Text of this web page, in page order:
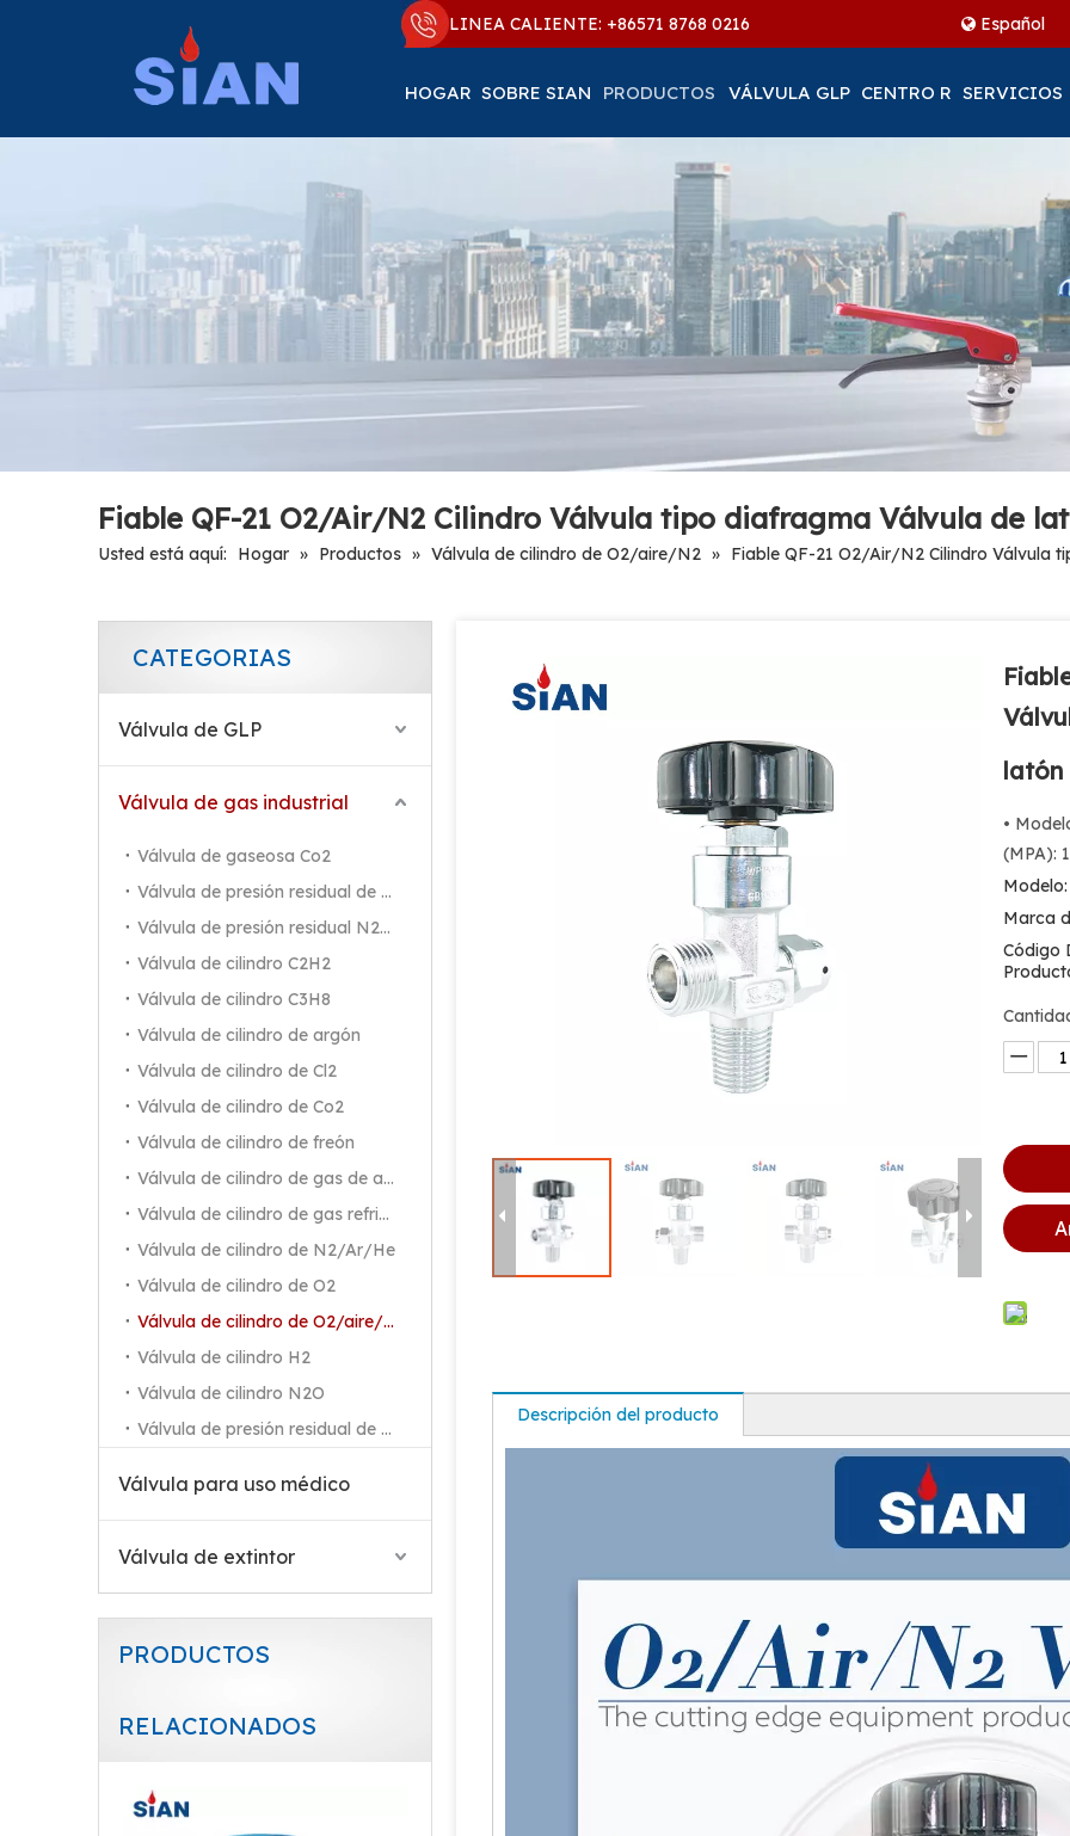
LINEA CALIENTE: +86571 8768 0216 Español
HOGAR SOBRE SIAN PRODUCTOS VÁLVULA GLP CENTRO R SERVICIOS
Fiable QF-21 O2/Air/N2 Cilindro Válvula tipo diafragma Válvula de
Usted está aquí: Hogar » Productos » Válvula de cilindro de O2/aire/N2 » Fiable QF-21 O2/Air/N2 Cilindro Válvula
CATEGORIAS
Válvula de GLP
Válvula de gas industrial
Válvula de gaseosa Co2
Válvula de presión residual de Co2
Válvula de presión residual N2/Ar/He
Válvula de cilindro C2H2
Válvula de cilindro C3H8
Válvula de cilindro de argón
Válvula de cilindro de Cl2
Válvula de cilindro de Co2
Válvula de cilindro de freón
Válvula de cilindro de gas de alta pureza
Válvula de cilindro de gas refrigerante
Válvula de cilindro de N2/Ar/He
Válvula de cilindro de O2
Válvula de cilindro de O2/aire/N2
Válvula de cilindro H2
Válvula de cilindro N2O
Válvula de presión residual de O2
Válvula para uso médico
Válvula de extintor
PRODUCTOS
RELACIONADOS
latón
•
(MPA):
Modelo:
Marca
Código
Descripción del producto